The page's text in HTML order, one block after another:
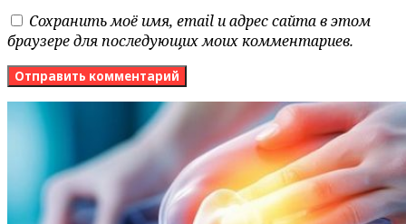
Сохранить моё имя, email и адрес сайта в этом
браузере для последующих моих комментариев.